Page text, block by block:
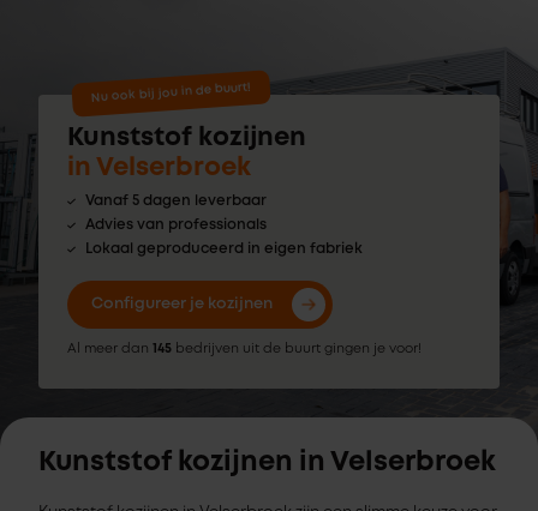
Nu ook bij jou in de buurt!
Kunststof kozijnen
in Velserbroek
Vanaf 5 dagen leverbaar
Advies van professionals
Lokaal geproduceerd in eigen fabriek
Configureer je kozijnen
Al meer dan 145 bedrijven uit de buurt gingen je voor!
Kunststof kozijnen in Velserbroek